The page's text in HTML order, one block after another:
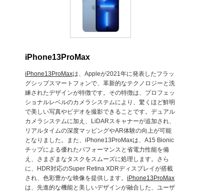
iPhone13ProMax
iPhone13ProMaxは、Appleが2021年に発表したフラッ
グシップスマートフォンで、革新的なテクノロジーと洗
練されたデザインが特徴です。その特徴は、プロフェッ
ショナルレベルのカメラシステムにより、驚くほど鮮明
で美しい写真やビデオを撮影できることです。デュアル
カメラシステムに加え、LiDARスキャナーが追加され、
リアルタイムの深度マッピングやAR体験の向上が可能
となりました。また、iPhone13ProMaxは、A15 Bionic
チップによる優れたパフォーマンスと省電力性能を備
え、さまざまなタスクをスムーズに処理します。さら
に、HDR対応のSuper Retina XDRディスプレイが搭載
され、色彩豊かな映像を提供します。 iPhone13ProMax
は、先進的な機能と美しいデザインが融合した、ユーザ